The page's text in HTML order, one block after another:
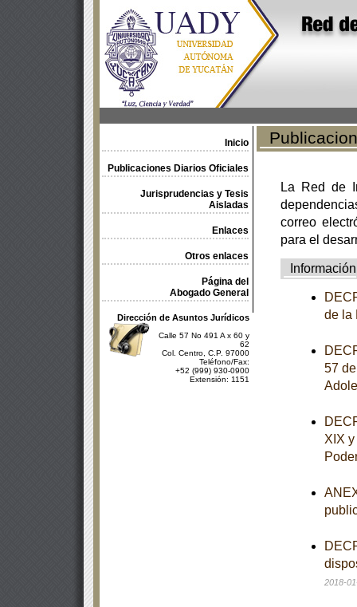
Inicio
Publicaciones Diarios Oficiales
Jurisprudencias y Tesis
Aisladas
Enlaces
Otros enlaces
Página del
Abogado General
Dirección de Asuntos Jurídicos
Calle 57 No 491 A x 60 y
62
Col. Centro, C.P. 97000
Teléfono/Fax:
+52 (999) 930-0900
Extensión: 1151
La Red de
correo
para el
Información
de la
57
XIX
2018-